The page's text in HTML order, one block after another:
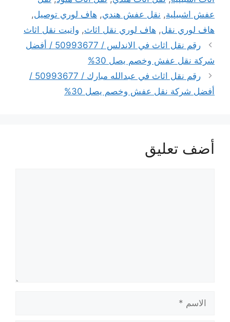
عفش اشبيلية, نقل عفش هندي, هاف لوري توصيل,
هاف لوري نقل, هاف لوري نقل اثاث, وانيت نقل اثاث
رقم نقل اثاث في الاندلس / 50993677 / أفضل
شركة نقل عفش وخصم يصل 30%
رقم نقل اثاث في عبدالله مبارك / 50993677 /
أفضل شركة نقل عفش وخصم يصل 30%
أضف تعليق
الاسم